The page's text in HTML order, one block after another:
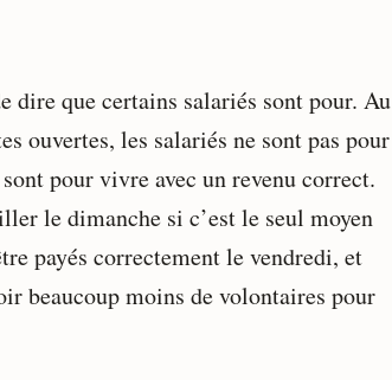
dire que certains salariés sont pour. Au
ouvertes, les salariés ne sont pas pour
pour vivre avec un revenu correct.
le dimanche si c’est le seul moyen
payés correctement le vendredi, et
beaucoup moins de volontaires pour